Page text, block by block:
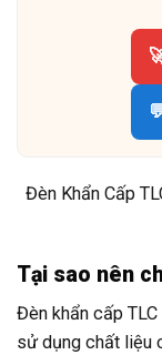
Đèn Khẩn Cấp
Tại sao nên
Đèn khẩn cấp
sử dụng chất liệu